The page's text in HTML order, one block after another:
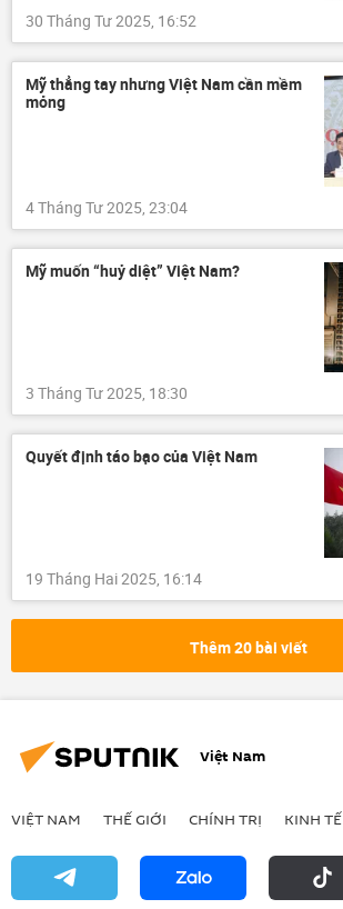
30 Tháng Tư 2025, 16:52
Mỹ thẳng tay nhưng Việt Nam cần mềm
mỏng
4 Tháng Tư 2025, 23:04
Mỹ muốn “huỷ diệt” Việt Nam?
3 Tháng Tư 2025, 18:30
Quyết định táo bạo của Việt Nam
19 Tháng Hai 2025, 16:14
Thêm 20 bài viết
Việt Nam
VIỆT NAM THẾ GIỚI CHÍNH TRỊ KINH TẾ